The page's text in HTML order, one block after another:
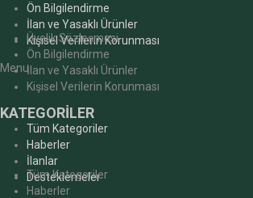
Ön Bilgilendirme
İlan ve Yasaklı Ürünler
Kişisel Verilerin Korunması
Menu
Üyelik Sözleşmesi
Ön Bilgilendirme
İlan ve Yasaklı Ürünler
Kişisel Verilerin Korunması
KATEGORİLER
Tüm Kategoriler
Haberler
İlanlar
Desteklemeler
Tüm Kategoriler
Haberler